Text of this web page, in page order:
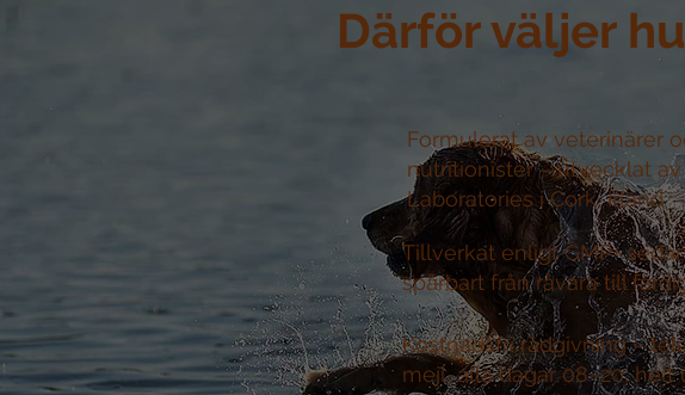
Därför väljer
Formulerat av veterinärer
nutritionister –utvecklat
Laboratories i Cork, Irland
Tillverkat enligt GMP+
spårbart från råvara till
Kostnadsfri rådgivning –
mejl, alla dagar 08–20, helt